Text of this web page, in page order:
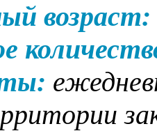
возраст: